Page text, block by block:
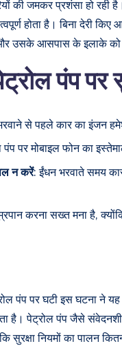
की जमकर प्रशंसा हो
होता है। बिना देरी
उसके आसपास के इलाके को
पंप पर
से पहले कार का इंजन
पंप पर मोबाइल फोन का
न करें: ईंधन भरवाते समय
करना सख्त मना है,
पंप पर घटी इस घटना ने
है। पेट्रोल पंप जैसे
सुरक्षा नियमों का पालन